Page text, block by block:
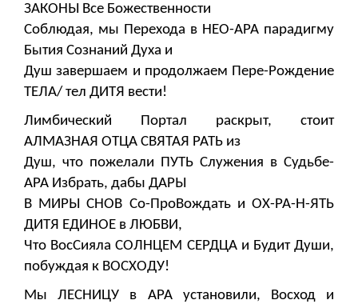
ЗАКОНЫ Все Божественности
Соблюдая, мы Перехода в НЕО-АРА парадигму
Бытия Сознаний Духа и
Душ завершаем и продолжаем Пере-Рождение
ТЕЛА/ тел ДИТЯ вести!
Лимбический Портал раскрыт, стоит
АЛМАЗНАЯ ОТЦА СВЯТАЯ РАТЬ из
Душ, что пожелали ПУТЬ Служения в Судьбе-
АРА Избрать, дабы ДАРЫ
В МИРЫ СНОВ Со-ПроВождать и ОХ-РА-Н-ЯТЬ
ДИТЯ ЕДИНОЕ в ЛЮБВИ,
Что ВосСияла СОЛНЦЕМ СЕРДЦА и Будит Души,
побуждая к ВОСХОДУ!
Мы ЛЕСНИЦУ в АРА установили, Восход и